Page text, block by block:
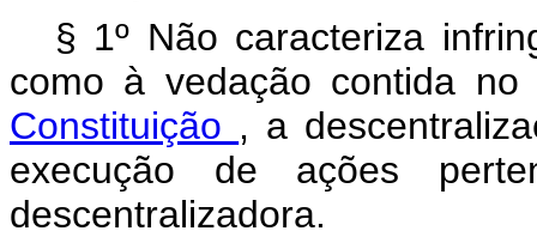
§ 1º Não caracteriza
como à vedação contida
Constituição , a
execução de ações
descentralizadora.